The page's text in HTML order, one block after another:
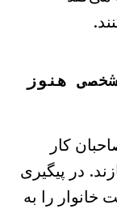
هنوز
کار
در پیگیری
را به